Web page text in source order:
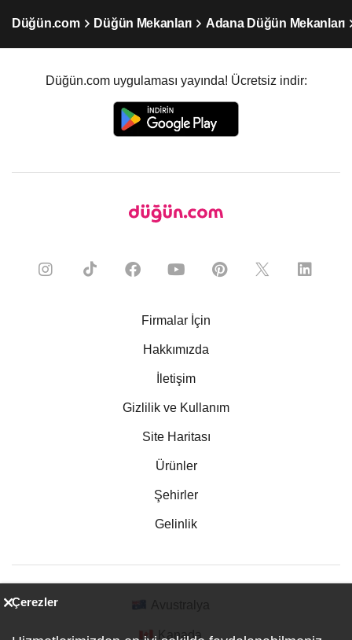
Düğün.com Düğün Mekanları Adana Düğün Mekanları
Düğün.com uygulaması yayında! Ücretsiz indir:
Firmalar İçin
Hakkımızda
İletişim
Gizlilik ve Kullanım
Site Haritası
Ürünler
Şehirler
Gelinlik
Kanada
Çerezler